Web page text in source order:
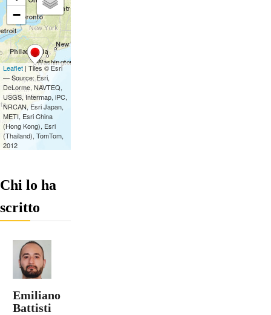
Chi lo ha
scritto
Emiliano
Battisti